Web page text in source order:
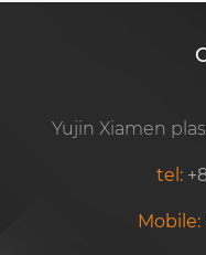
Yujin Xiamen
tel:
Mobile: